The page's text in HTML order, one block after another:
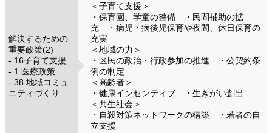
解決するための
重要政策(2)
- 16子育て支援
- 1.医療政策
- 38.地域コミュ
ニティづくり
＜子育て支援＞
・保育園、学童の整備 ・民間補助の拡
充 ・病児・病後児保育や夜間、休日保育の
充実
＜地域の力＞
・区民の政治・行政参加の推進 ・公契約条
例の制定
＜高齢者＞
・健康インセンティブ ・生きがい創出
＜共生社会＞
・自殺対策ネットワークの構築 ・若者の自
立支援